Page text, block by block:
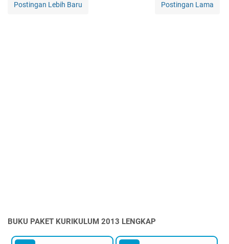
Postingan Lebih Baru Postingan Lama
BUKU PAKET KURIKULUM 2013 LENGKAP